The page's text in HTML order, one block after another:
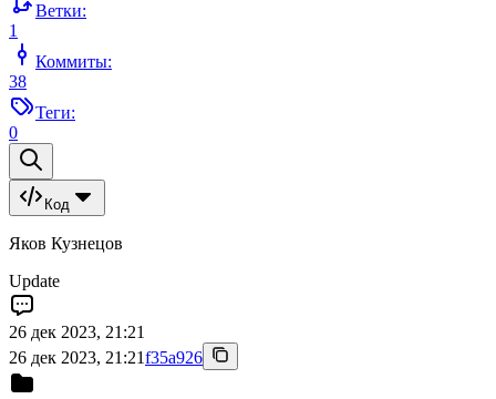
Ветки:
1
Коммиты:
38
Теги:
0
Код
Яков Кузнецов
Update
26 дек 2023, 21:21
26 дек 2023, 21:21f35a926